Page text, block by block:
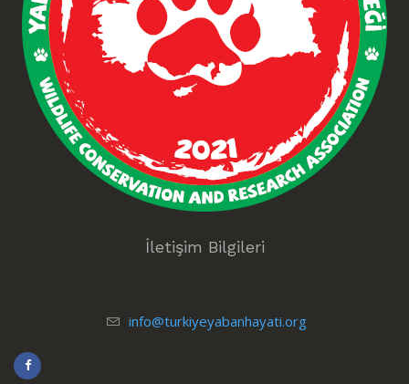
İletişim Bilgileri
info@turkiyeyabanhayati.org